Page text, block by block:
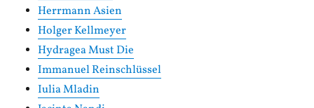
Herrmann Asien
Holger Kellmeyer
Hydragea Must Die
Immanuel Reinschlüssel
Iulia Mladin